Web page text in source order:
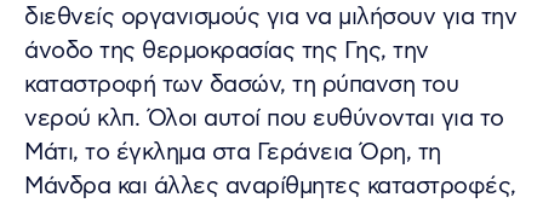
διεθνείς οργανισμούς για να μιλήσουν για την
άνοδο της θερμοκρασίας της Γης, την
καταστροφή των δασών, τη ρύπανση του
νερού κλπ. Όλοι αυτοί που ευθύνονται για το
Μάτι, το έγκλημα στα Γεράνεια Όρη, τη
Μάνδρα και άλλες αναρίθμητες καταστροφές,